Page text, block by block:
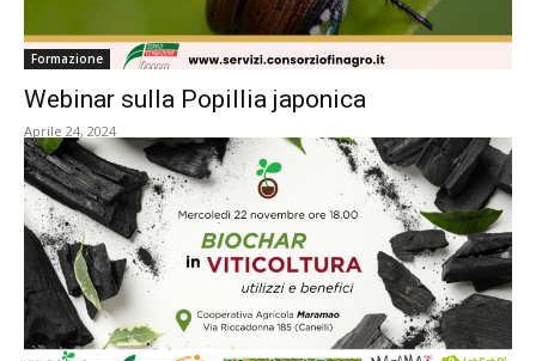
Formazione
Webinar sulla Popillia japonica
Aprile 24, 2024